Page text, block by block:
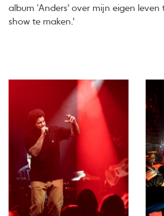
album ‘Anders’ over mijn eigen
show te maken.'